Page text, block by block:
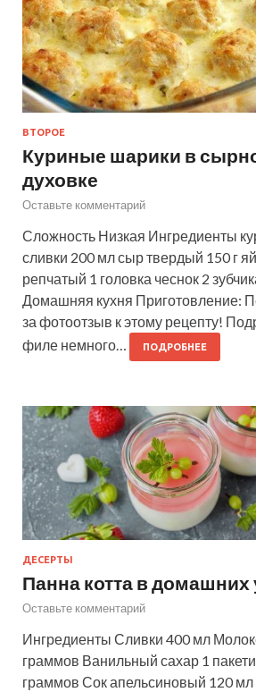
ВТОРОЕ
Куриные шарики в
духовке
Оставьте комментарий
Сложность Низкая Ингредиенты
сливки 200 мл сыр твердый 150 г
репчатый 1 головка чеснок 2
Домашняя кухня Приготовление:
за фотоотзыв к этому рецепту!
филе немного…
ПОДРОБНЕЕ
ДЕСЕРТЫ
Панна котта в домашних
Оставьте комментарий
Ингредиенты Сливки 400 мл
граммов Ванильный сахар 1
граммов Сок апельсиновый 120